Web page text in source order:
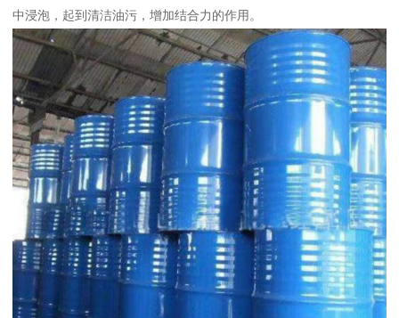
中浸泡，起到清洁油污，增加结合力的作用。